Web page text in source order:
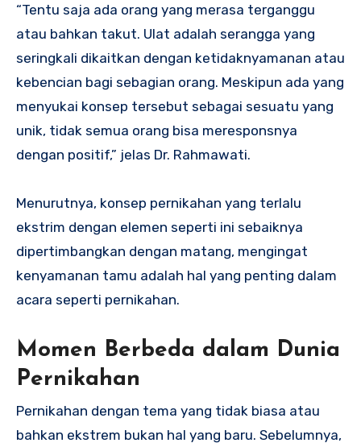
“Tentu saja ada orang yang merasa terganggu
atau bahkan takut. Ulat adalah serangga yang
seringkali dikaitkan dengan ketidaknyamanan atau
kebencian bagi sebagian orang. Meskipun ada yang
menyukai konsep tersebut sebagai sesuatu yang
unik, tidak semua orang bisa meresponsnya
dengan positif,” jelas Dr. Rahmawati.
Menurutnya, konsep pernikahan yang terlalu
ekstrim dengan elemen seperti ini sebaiknya
dipertimbangkan dengan matang, mengingat
kenyamanan tamu adalah hal yang penting dalam
acara seperti pernikahan.
Momen Berbeda dalam Dunia
Pernikahan
Pernikahan dengan tema yang tidak biasa atau
bahkan ekstrem bukan hal yang baru. Sebelumnya,